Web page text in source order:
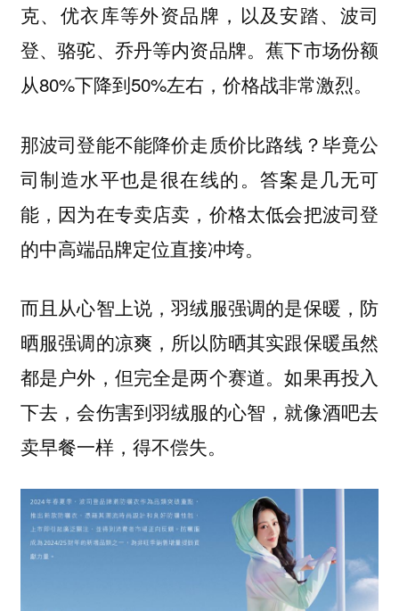
克、优衣库等外资品牌，以及安踏、波司
登、骆驼、乔丹等内资品牌。蕉下市场份额
从80%下降到50%左右，价格战非常激烈。
那波司登能不能降价走质价比路线？毕竟公
司制造水平也是很在线的。答案是几无可
能，因为在专卖店卖，价格太低会把波司登
的中高端品牌定位直接冲垮。
而且从心智上说，羽绒服强调的是保暖，防
晒服强调的凉爽，所以防晒其实跟保暖虽然
都是户外，但完全是两个赛道。如果再投入
下去，会伤害到羽绒服的心智，就像酒吧去
卖早餐一样，得不偿失。